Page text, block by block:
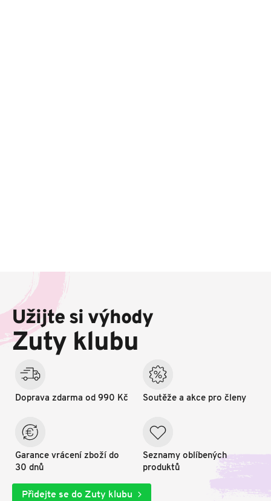
a
í
Užijte si výhody
Zuty klubu
Doprava zdarma od 990 Kč
Garance vrácení zboží do
30 dnů
Soutěže a akce pro členy
Seznamy oblíbených
produktů
Přidejte se do Zuty klubu